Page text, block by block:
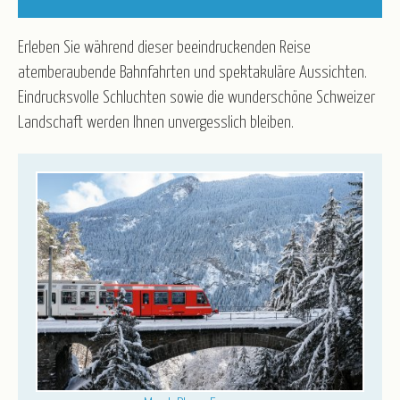
Silvester
Winter & Frühjahr
R.U.F Reisebüro
Service
Taxi-Service/Zustiege
Versicherung
Gruppenrabatt
Luftfahrt - Schwarze Liste
Anmeldeformular für Reisebüros
Wir über uns
Partner/Referenzen Stellenangebote
Kontakt
Öffnungszeiten
Erleben Sie während dieser beeindruckenden Reise
atemberaubende Bahnfahrten und spektakuläre Aussichten.
Eindrucksvolle Schluchten sowie die wunderschöne Schweizer
Landschaft werden Ihnen unvergesslich bleiben.